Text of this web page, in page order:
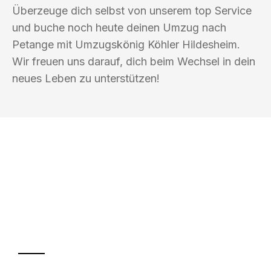
Überzeuge dich selbst von unserem top Service
und buche noch heute deinen Umzug nach
Petange mit Umzugskönig Köhler Hildesheim.
Wir freuen uns darauf, dich beim Wechsel in dein
neues Leben zu unterstützen!